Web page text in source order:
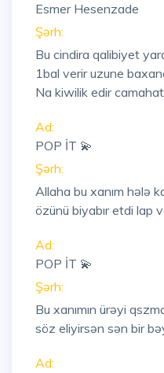
Esmer Hesenzade
Şərh:
Bu cindira qalibiyet
1bal verir uzune
Na kiwilik edir
Ad:
POP İT 💫
Şərh:
Allaha bu xanım hələ
özünü biyabır etdi lap
Ad:
POP İT 💫
Şərh:
Bu xanımın ürəyi
söz eliyirsən sən bir
Ad: